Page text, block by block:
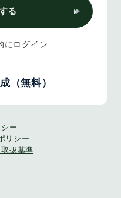
る
にログイン
（無料）
ー
リシー
扱基準